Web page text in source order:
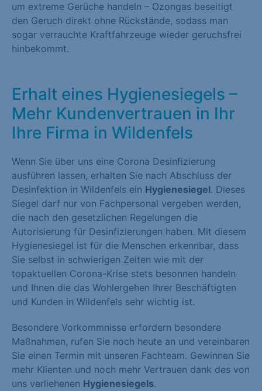
um extreme Gerüche handeln – Ozongas beseitigt
den Geruch direkt ohne Rückstände, sodass man
sogar verrauchte Kraftfahrzeuge wieder geruchsfrei
hinbekommt.
Erhalt eines Hygienesiegels –
Mehr Kundenvertrauen in Ihr
Ihre Firma in Wildenfels
Wenn Sie über uns eine Corona Desinfizierung
ausführen lassen, erhalten Sie nach Abschluss der
Desinfektion in Wildenfels ein Hygienesiegel. Dieses
Siegel darf nur von Fachpersonal vergeben werden,
die nach den gesetzlichen Regelungen die
Autorisierung für Desinfizierungen haben. Mit diesem
Hygienesiegel ist für die Menschen erkennbar, dass
Sie selbst in schwierigen Zeiten wie mit der
topaktuellen Corona-Krise stets besonnen handeln
und Ihnen die das Wohlergehen Ihrer Beschäftigten
und Kunden in Wildenfels sehr wichtig ist.
Besondere Vorkommnisse erfordern besondere
Maßnahmen, rufen Sie noch heute an und vereinbaren
Sie einen Termin mit unseren Fachteam. Gewinnen Sie
mehr Klienten und noch mehr Vertrauen dank des von
uns verliehenen Hygienesiegels.
Datenschutzerklärung Impressum